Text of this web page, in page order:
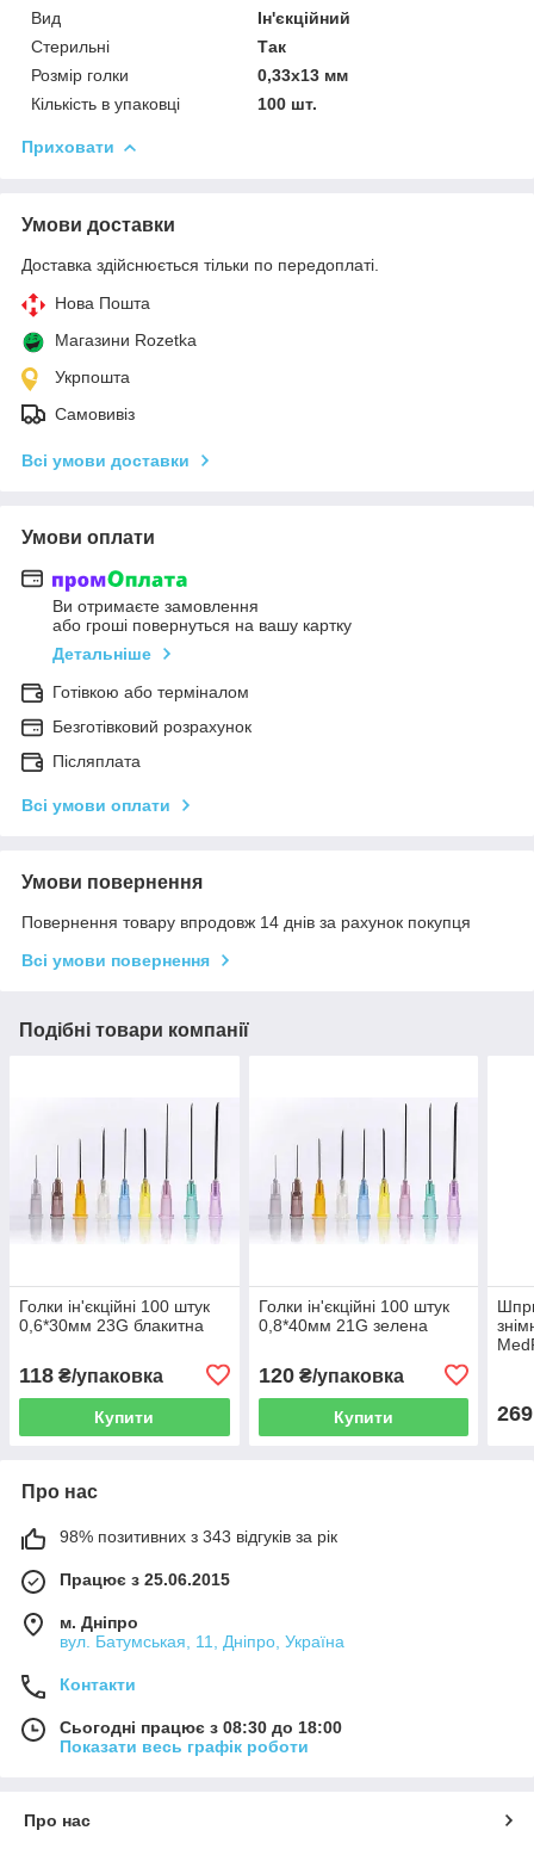
Вид
Ін'єкційний
Стерильні
Так
Розмір голки
0,33х13 мм
Кількість в упаковці
100 шт.
Приховати
Умови доставки
Доставка здійснюється тільки по передоплаті.
Нова Пошта
Магазини Rozetka
Укрпошта
Самовивіз
Всі умови доставки
Умови оплати
Ви отримаєте замовлення
або гроші повернуться на вашу картку
Детальніше
Готівкою або терміналом
Безготівковий розрахунок
Післяплата
Всі умови оплати
Умови повернення
Повернення товару впродовж 14 днів за рахунок покупця
Всі умови повернення
Подібні товари компанії
Голки ін'єкційні 100 штук
0,6*30мм 23G блакитна
118 ₴/упаковка
Купити
Голки ін'єкційні 100 штук
0,8*40мм 21G зелена
120₴/упаковка
Купити 269
Про нас
98% позитивних з 343 відгуків за рік
Працює з 25.06.2015
м. Дніпро
вул. Батумськая, 11, Дніпро, Україна
Контакти
Сьогодні працює з 08:30 до 18:00
Показати весь графік роботи
Про нас